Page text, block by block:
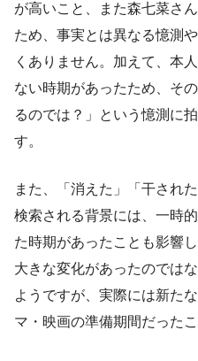
が高いこと、また森七菜さ
ため、事実とは異なる憶測
くありません。加えて、本
ない時期があったため、そ
るのでは？」という憶測に
す。
また、「消えた」「干され
検索される背景には、一時
た時期があったことも影響
大きな変化があったのでは
ようですが、実際には新た
マ・映画の準備期間だった